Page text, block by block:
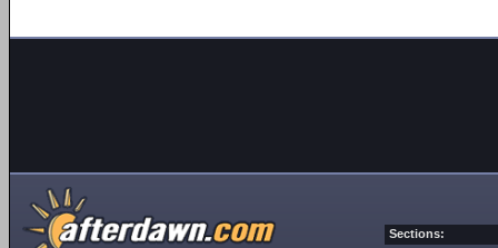
Sections: